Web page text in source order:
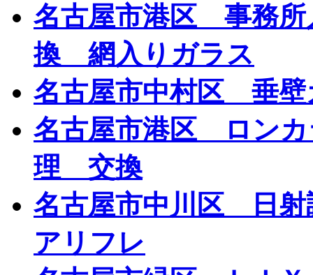
名古屋市港区 事務
換 網入りガラス
名古屋市中村区 垂
名古屋市港区 ロン
理 交換
名古屋市中川区 日
アリフレ